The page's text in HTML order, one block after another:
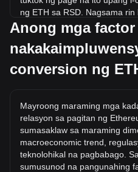
ng ETH sa RSD. Nagsama
na talahanayan para sa mga
Halimbawa, ang 5 RSD ay
habang ang 5 ETH ay
Ano ang pinakamataas na
Ang all-time high price ng 1
дин.504,307.36. Ito ay
halaga ng 1 ETH/RSD ay
sa lahat ng oras.
Ano ang trend ng presyo
Anong mga factor
conversion ng
Mayroong maraming mga
relasyon sa pagitan ng
sumasaklaw sa maraming
macroeconomic trend,
teknolohikal na pagbabago.
sumusunod na pangunahing